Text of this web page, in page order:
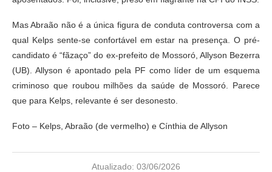
Mas Abraão não é a única figura de conduta controversa com a
qual Kelps sente-se confortável em estar na presença. O pré-
candidato é “fãzaço” do ex-prefeito de Mossoró, Allyson Bezerra
(UB). Allyson é apontado pela PF como líder de um esquema
criminoso que roubou milhões da saúde de Mossoró. Parece
que para Kelps, relevante é ser desonesto.
Foto – Kelps, Abraão (de vermelho) e Cínthia de Allyson
Atualizado: 03/06/2026